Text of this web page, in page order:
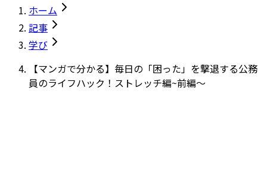
ホーム
記事
学び
【マンガで分かる】毎日の「困った」を撃退する公務
員のライフハック！ストレッチ編~前編～